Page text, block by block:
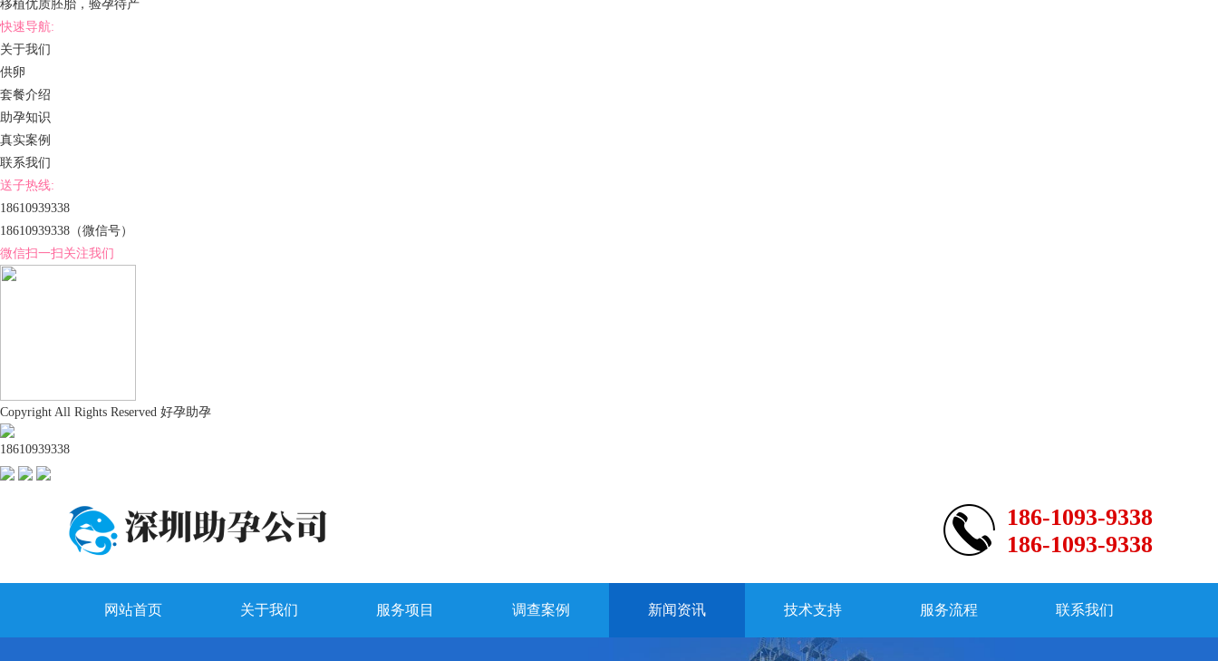
移植优质胚胎，验孕待产
快速导航:
关于我们
供卵
套餐介绍
助孕知识
真实案例
联系我们
送子热线:
18610939338
18610939338 （微信号）
微信扫一扫关注我们
Copyright All Rights Reserved 好孕助孕
18610939338
186-1093-9338
186-1093-9338
网站首页 关于我们 服务项目 调查案例 新闻资讯 技术支持 服务流程 联系我们